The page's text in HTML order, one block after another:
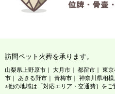
訪問ペット火葬を承ります。
山梨県上野原市 大月市 都留市 東京
市
あきる野市 青梅市
神奈川県相模
※他の地域は「対応エリア・交通費］をご